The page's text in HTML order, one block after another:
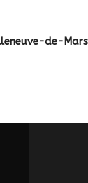
de-